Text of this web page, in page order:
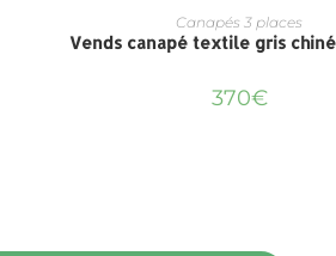
Canapés 3 places
Vends canapé textile gris
370€